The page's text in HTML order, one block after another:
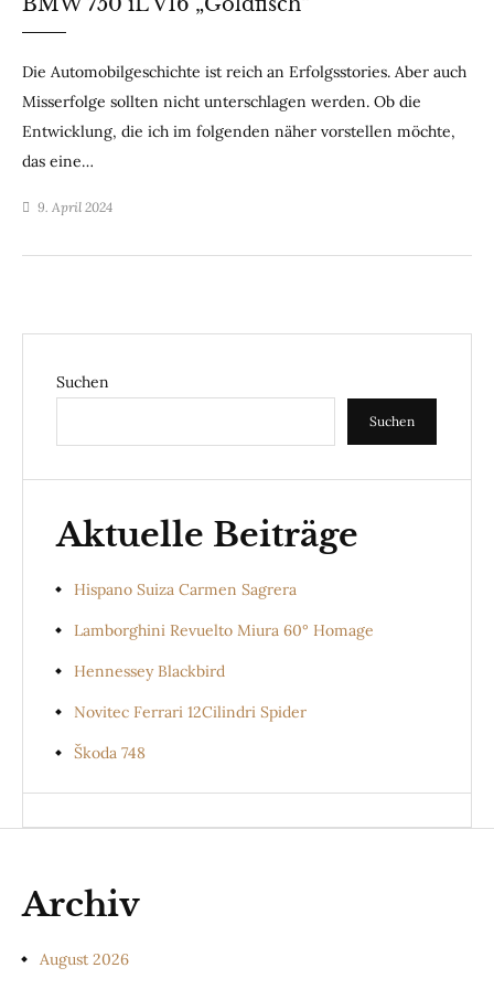
Die Automobilgeschichte ist reich an Erfolgsstories. Aber auch
Misserfolge sollten nicht unterschlagen werden. Ob die
Entwicklung, die ich im folgenden näher vorstellen möchte,
das eine…
9. April 2024
Suchen
Suchen
Aktuelle Beiträge
Hispano Suiza Carmen Sagrera
Lamborghini Revuelto Miura 60° Homage
Hennessey Blackbird
Novitec Ferrari 12Cilindri Spider
Škoda 748
Archiv
August 2026